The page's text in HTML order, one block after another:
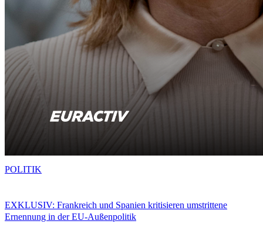
EXKLUSIV: Frankreich und Spanien kritisieren umstrittene
Ernennung in der EU-Außenpolitik
POLITIK